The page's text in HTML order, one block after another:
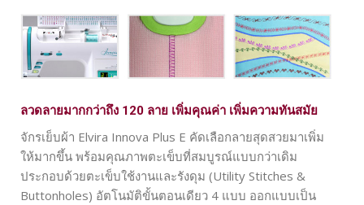
ลวดลายมากกว่าถึง 120 ลาย เพิ่มคุณค่า เพิ่มความทันสมัย
จักรเย็บผ้า Elvira Innova Plus E คัดเลือกลายสุดสวยมาเพิ่ม
ให้มากขึ้น พร้อมคุณภาพตะเข็บที่สมบูรณ์แบบกว่าเดิม
ประกอบด้วยตะเข็บใช้งานและรังดุม (Utility Stitches &
Buttonholes) อัตโนมัติขั้นตอนเดียว 4 แบบ ออกแบบเป็น